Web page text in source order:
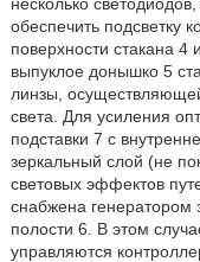
обеспечить подсветку
поверхности стакана
выпуклое донышко 5
линзы,
света. Для усиления
подставки 7 с
зеркальный слой (не
световых эффектов
снабжена
полости 6. В этом
управляются